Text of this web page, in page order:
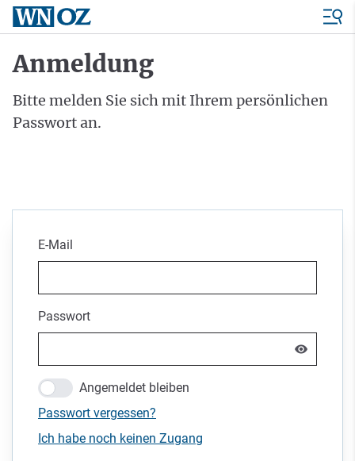
Anmeldung
Bitte melden Sie sich mit Ihrem persönlichen
Passwort an.
E-Mail
Passwort
Angemeldet bleiben
Passwort vergessen?
Ich habe noch keinen Zugang